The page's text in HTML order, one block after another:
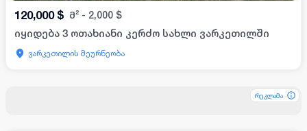
120,000 $ მ² - 2,000 $
იყიდება 3 ოთახიანი კერძო სახლი ვარკეთილში
ვარკეთილის მეურნეობა
რეკლამა
რეკლამა
რეკლამა